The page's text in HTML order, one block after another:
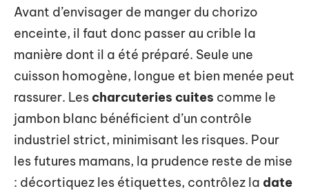
Avant d’envisager de manger du chorizo
enceinte, il faut donc passer au crible la
manière dont il a été préparé. Seule une
cuisson homogène, longue et bien menée peut
rassurer. Les charcuteries cuites comme le
jambon blanc bénéficient d’un contrôle
industriel strict, minimisant les risques. Pour
les futures mamans, la prudence reste de mise
: décortiquez les étiquettes, contrôlez la date